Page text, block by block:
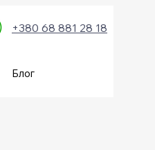
+380 68 881 28 18
Блог